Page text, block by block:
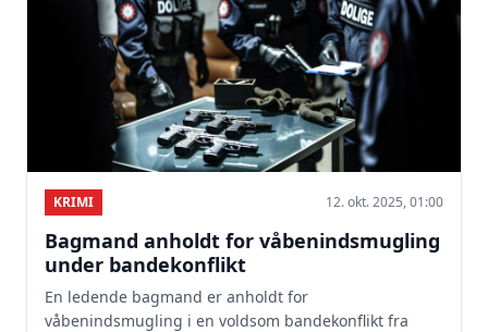
KRIMI 12. okt. 2025, 01:00
Bagmand anholdt for våbenindsmugling
under bandekonflikt
En ledende bagmand er anholdt for
våbenindsmugling i en voldsom bandekonflikt fra